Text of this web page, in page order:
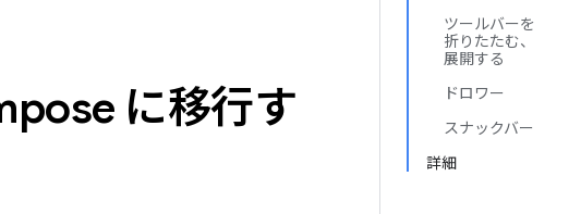
ツールバーを
折りたたむ、
展開する
ドロワー
スナックバー
詳細
に移行す